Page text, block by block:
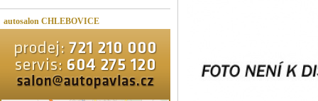
autosalon CHLEBOVICE